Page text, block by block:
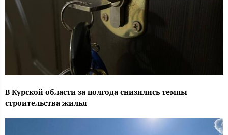
В Курской области за полгода снизились темпы
строительства жилья